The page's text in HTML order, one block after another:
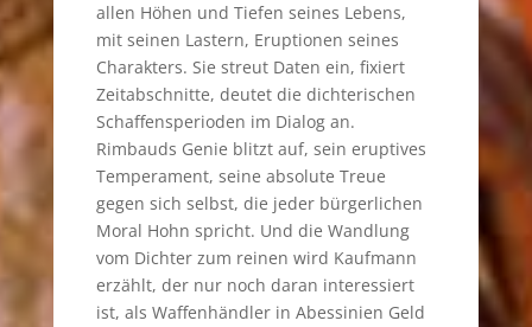
allen Höhen und Tiefen seines Lebens,
mit seinen Lastern, Eruptionen seines
Charakters. Sie streut Daten ein, fixiert
Zeitabschnitte, deutet die dichterischen
Schaffensperioden im Dialog an.
Rimbauds Genie blitzt auf, sein eruptives
Temperament, seine absolute Treue
gegen sich selbst, die jeder bürgerlichen
Moral Hohn spricht. Und die Wandlung
vom Dichter zum reinen wird Kaufmann
erzählt, der nur noch daran interessiert
ist, als Waffenhändler in Abessinien Geld